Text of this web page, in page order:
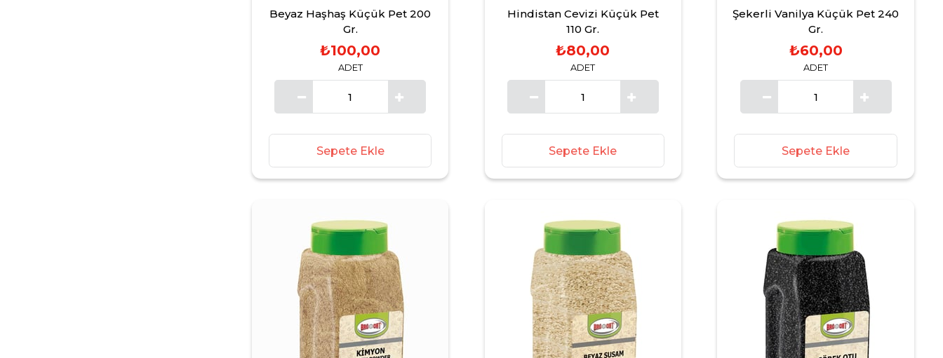
Beyaz Haşhaş Küçük Pet 200
Gr.
ADET
₺100,00
Sepete Ekle
Hindistan Cevizi Küçük Pet
110 Gr.
ADET
₺80,00
Sepete Ekle
Şekerli Vanilya Küçük Pet 240
Gr.
ADET
₺60,00
Sepete Ekle